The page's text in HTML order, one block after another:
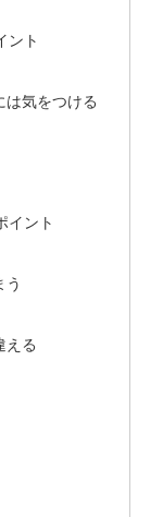
ント
は気をつける
イント
う
える